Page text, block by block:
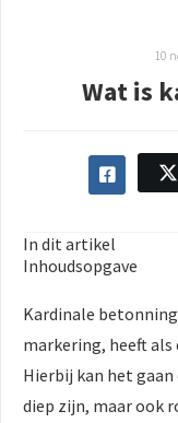
10
Wat is
In dit artikel
Inhoudsopgave
Kardinale
markering, heeft als
Hierbij kan het
diep zijn, maar ook